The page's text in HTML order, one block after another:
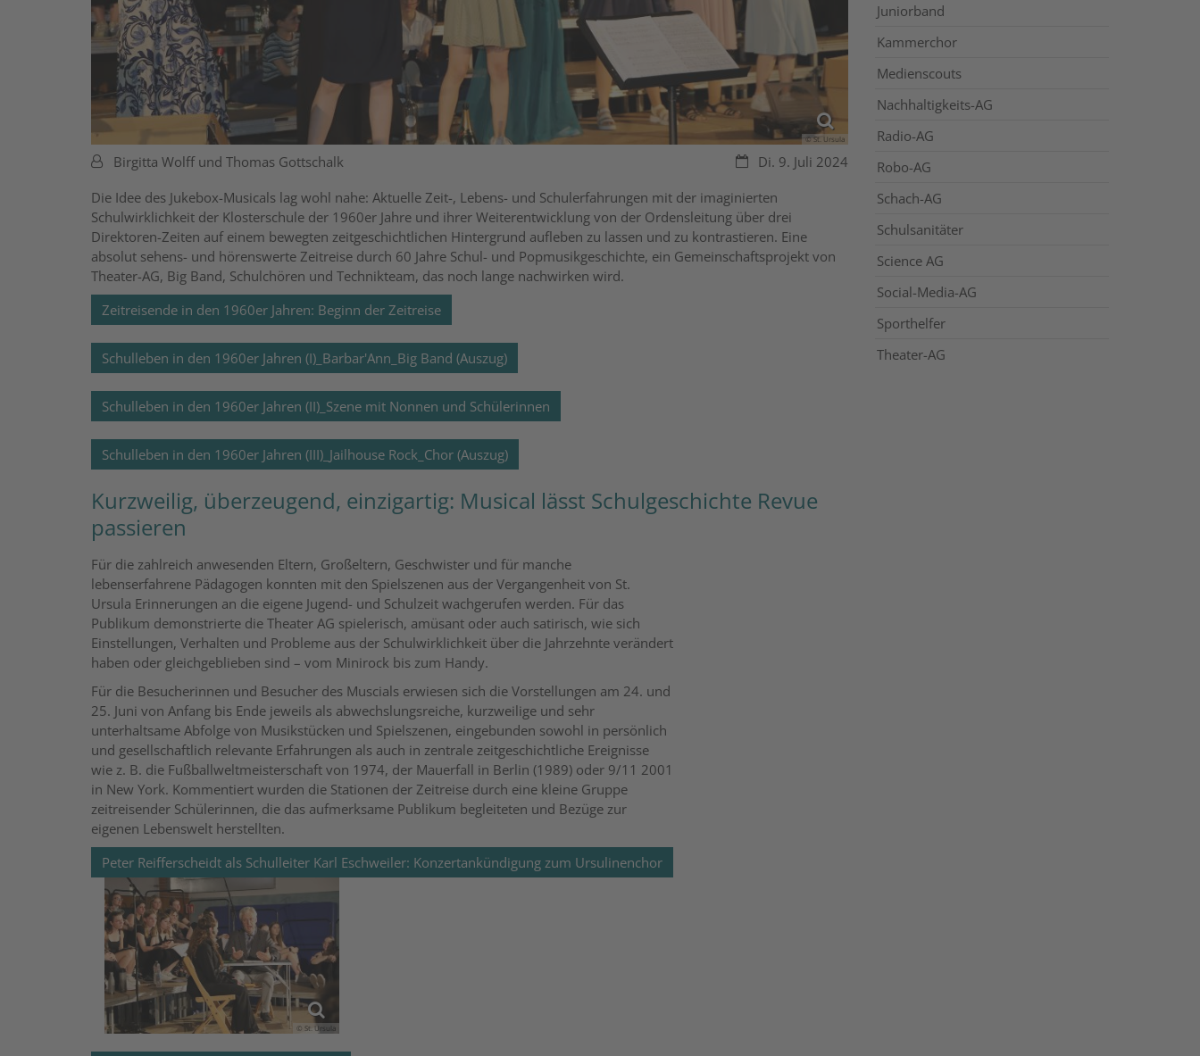
© St. Ursula
Datum:Di. 9. Juli 2024
Von:Birgitta Wolff und Thomas Gottschalk
Die Idee des Jukebox-Musicals lag wohl nahe: Aktuelle Zeit-, Lebens- und Schulerfahrungen mit der imaginierten
Schulwirklichkeit der Klosterschule der 1960er Jahre und ihrer Weiterentwicklung von der Ordensleitung über drei
Direktoren-Zeiten auf einem bewegten zeitgeschichtlichen Hintergrund aufleben zu lassen und zu kontrastieren. Eine
absolut sehens- und hörenswerte Zeitreise durch 60 Jahre Schul- und Popmusikgeschichte, ein Gemeinschaftsprojekt von
Theater-AG, Big Band, Schulchören und Technikteam, das noch lange nachwirken wird.
Zeitreisende in den 1960er Jahren: Beginn der Zeitreise
Schulleben in den 1960er Jahren (I)_Barbar'Ann_Big Band (Auszug)
Schulleben in den 1960er Jahren (II)_Szene mit Nonnen und Schülerinnen
Schulleben in den 1960er Jahren (III)_Jailhouse Rock_Chor (Auszug)
Kurzweilig, überzeugend, einzigartig: Musical lässt Schulgeschichte Revue
passieren
© St. Ursula
Für die zahlreich anwesenden Eltern, Großeltern, Geschwister und für manche
lebenserfahrene Pädagogen konnten mit den Spielszenen aus der Vergangenheit von St.
Ursula Erinnerungen an die eigene Jugend- und Schulzeit wachgerufen werden. Für das
Publikum demonstrierte die Theater AG spielerisch, amüsant oder auch satirisch, wie sich
Einstellungen, Verhalten und Probleme aus der Schulwirklichkeit über die Jahrzehnte verändert
haben oder gleichgeblieben sind – vom Minirock bis zum Handy.
Für die Besucherinnen und Besucher des Muscials erwiesen sich die Vorstellungen am 24. und
25. Juni von Anfang bis Ende jeweils als abwechslungsreiche, kurzweilige und sehr
unterhaltsame Abfolge von Musikstücken und Spielszenen, eingebunden sowohl in persönlich
und gesellschaftlich relevante Erfahrungen als auch in zentrale zeitgeschichtliche Ereignisse
wie z. B. die Fußballweltmeisterschaft von 1974, der Mauerfall in Berlin (1989) oder 9/11 2001
in New York. Kommentiert wurden die Stationen der Zeitreise durch eine kleine Gruppe
zeitreisender Schülerinnen, die das aufmerksame Publikum begleiteten und Bezüge zur
eigenen Lebenswelt herstellten.
Peter Reifferscheidt als Schulleiter Karl Eschweiler: Konzertankündigung zum Ursulinenchor
Juniorband
Kammerchor
Medienscouts
Nachhaltigkeits-AG
Radio-AG
Robo-AG
Schach-AG
Schulsanitäter
Science AG
Social-Media-AG
Sporthelfer
Theater-AG